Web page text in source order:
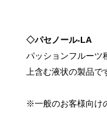
◇パセノール‐LA
パッションフルーツ
上含む液状の製品で
※一般のお客様向け